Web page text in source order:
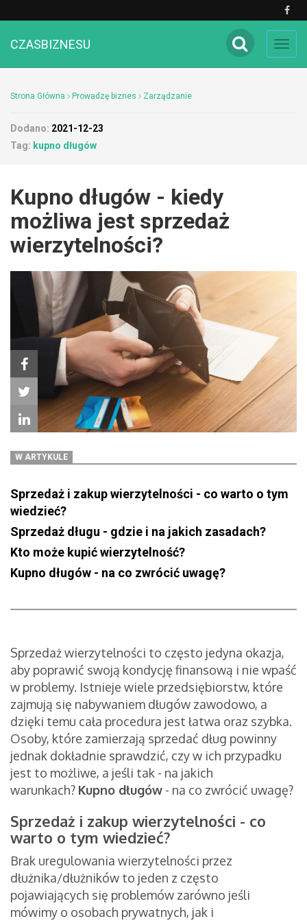
CZASBIZNESU
Strona Główna Prowadzę biznes Zarządzanie
Dodano: 2021-12-23
Tag: kupno długów
Kupno długów - kiedy
możliwa jest sprzedaż
wierzytelności?
W ARTYKULE
Sprzedaż i zakup wierzytelności - co warto o tym
wiedzieć?
Sprzedaż długu - gdzie i na jakich zasadach?
Kto może kupić wierzytelność?
Kupno długów - na co zwrócić uwagę?
Sprzedaż wierzytelności to często jedyna okazja,
aby poprawić swoją kondycję finansową i nie wpaść
w problemy. Istnieje wiele przedsiębiorstw, które
zajmują się nabywaniem długów zawodowo, a
dzięki temu cała procedura jest łatwa oraz szybka.
Osoby, które zamierzają sprzedać dług powinny
jednak dokładnie sprawdzić, czy w ich przypadku
jest to możliwe, a jeśli tak - na jakich
warunkach? Kupno długów - na co zwrócić uwagę?
Sprzedaż i zakup wierzytelności - co
warto o tym wiedzieć?
Brak uregulowania wierzytelności przez
dłużnika/dłużników to jeden z często
pojawiających się problemów zarówno jeśli
mówimy o osobach prywatnych, jak i